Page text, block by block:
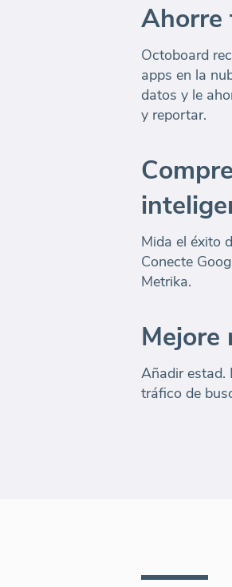
Ahorre
Octoboard
apps en la
datos y le
y reportar.
Mida el éxito
Conecte
Metrika.
Mejore
Añadir estad.
tráfico de